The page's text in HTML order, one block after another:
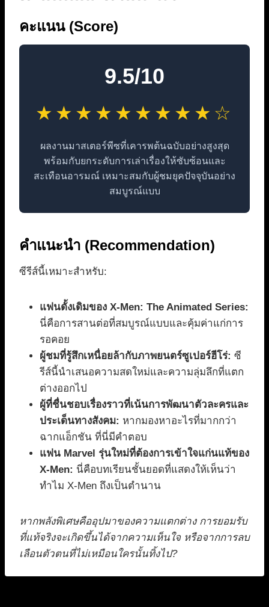
คะแนน (Score)
9.5/10
★★★★★★★★★☆
ผลงานมาสเตอร์พีซที่เคารพต้นฉบับอย่างสูงสุด
พร้อมกับยกระดับการเล่าเรื่องให้ซับซ้อนและ
สะเทือนอารมณ์ เหมาะสมกับผู้ชมยุคปัจจุบันอย่าง
สมบูรณ์แบบ
คำแนะนำ (Recommendation)
ซีรีส์นี้เหมาะสำหรับ:
แฟนดั้งเดิมของ X-Men: The Animated Series:
นี่คือการสานต่อที่สมบูรณ์แบบและคุ้มค่าแก่การ
รอคอย
ผู้ชมที่รู้สึกเหนื่อยล้ากับภาพยนตร์ซูเปอร์ฮีโร่: ซี
รีส์นี้นำเสนอความสดใหม่และความลุ่มลึกที่แตก
ต่างออกไป
ผู้ที่ชื่นชอบเรื่องราวที่เน้นการพัฒนาตัวละครและ
ประเด็นทางสังคม: หากมองหาอะไรที่มากกว่า
ฉากแอ็กชัน ที่นี่มีคำตอบ
แฟน Marvel รุ่นใหม่ที่ต้องการเข้าใจแก่นแท้ของ
X-Men: นี่คือบทเรียนชั้นยอดที่แสดงให้เห็นว่า
ทำไม X-Men ถึงเป็นตำนาน
หากพลังพิเศษคืออุปมาของความแตกต่าง การยอมรับ
ที่แท้จริงจะเกิดขึ้นได้จากความเห็นใจ หรือจากการลบ
เลือนตัวตนที่ไม่เหมือนใครนั้นทิ้งไป?